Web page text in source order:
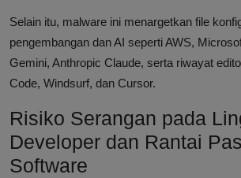
Selain itu, malware ini menargetkan file
pengembangan dan AI seperti AWS,
Gemini, Anthropic Claude, serta riwayat
Code, Windsurf, dan Cursor.
Risiko Serangan pada
Developer dan Rantai
Software